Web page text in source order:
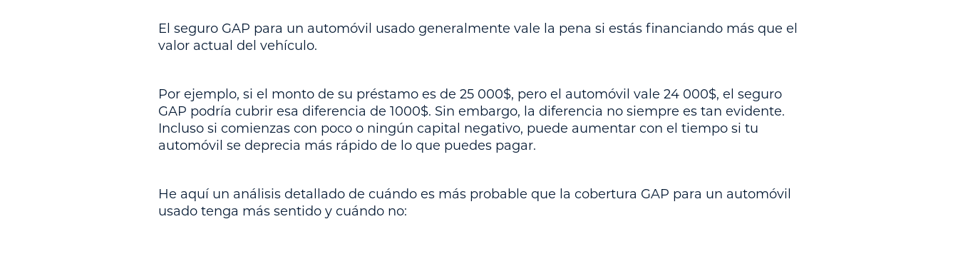
El seguro GAP para un automóvil usado generalmente vale la pena si estás financiando más que el
valor actual del vehículo.
Por ejemplo, si el monto de su préstamo es de 25 000$, pero el automóvil vale 24 000$, el seguro
GAP podría cubrir esa diferencia de 1000$. Sin embargo, la diferencia no siempre es tan evidente.
Incluso si comienzas con poco o ningún capital negativo, puede aumentar con el tiempo si tu
automóvil se deprecia más rápido de lo que puedes pagar.
He aquí un análisis detallado de cuándo es más probable que la cobertura GAP para un automóvil
usado tenga más sentido y cuándo no: